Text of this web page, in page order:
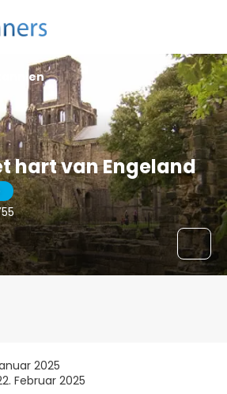
hart van Engeland
2025
Februar 2025